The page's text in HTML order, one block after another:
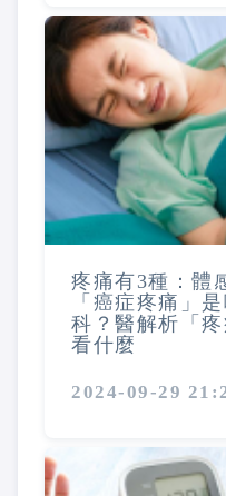
疼痛有3種：體
「癌症疼痛」
科？醫解析「
看什麼
2024-09-29